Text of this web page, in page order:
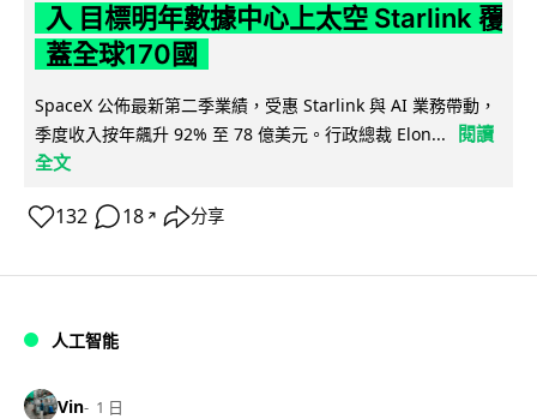
入 目標明年數據中心上太空 Starlink 覆
蓋全球170國
SpaceX 公佈最新第二季業績，受惠 Starlink 與 AI 業務帶動，
季度收入按年飆升 92% 至 78 億美元。行政總裁 Elon...
閱讀
全文
132 18 ↗ 分享
人工智能
Vin 1 日